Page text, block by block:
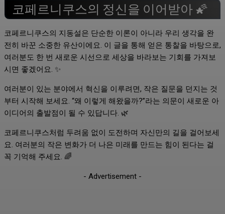
코페르니쿠스의 정신을 이어받아 🌠
코페르니쿠스의 지동설은 단순한 이론이 아니라 우리 생각을 완
전히 바꾼 소중한 유산이에요. 이 글을 통해 얻은 통찰을 바탕으로,
여러분도 한 번 새로운 시선으로 세상을 바라보는 기회를 가져보
시면 좋겠어요. ✨
여러분이 있는 분야에서 혁신을 이루려면, 작은 질문을 던지는 것
부터 시작해 보세요. “왜 이렇게 해왔을까?”라는 의문이 새로운 아
이디어의 출발점이 될 수 있답니다. 🌿
코페르니쿠스처럼 두려움 없이 도전하며 자신만의 길을 걸어보세
요. 여러분의 작은 변화가 더 나은 미래를 만드는 힘이 된다는 걸
꼭 기억해 주세요. 🌈
- Advertisement -